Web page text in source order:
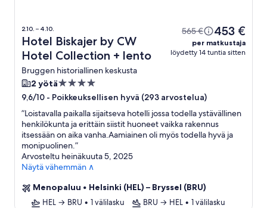
2.10. – 4.10.
Hotel Biskajer by CW
Hotel Collection + lento
Bruggen historiallinen keskusta
565 € 453 €
per matkustaja
löydetty 14 tuntia sitten
2 yötä4.0
tähden
majoituspaikka
9,6/10 - Poikkeuksellisen hyvä (293 arvostelua)
”Loistavalla paikalla sijaitseva hotelli jossa todella ystävällinen
henkilökunta ja erittäin siistit huoneet vaikka rakennus
itsessään on aika vanha.Aamiainen oli myös todella hyvä ja
monipuolinen.”
Arvosteltu heinäkuuta 5, 2025
Näytä vähemmän ∧
Menopaluu • Helsinki (HEL) – Bryssel (BRU)
HEL → BRU • 1 välilasku BRU → HEL • 1 välilasku